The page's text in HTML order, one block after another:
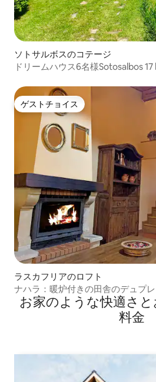
ソトサルボスのコテージ
ドリームハウス6名様Sotosalbos
ゲストチョイス
ゲストチョイス
ラスカフリアのロフト
ナハラ：暖炉付きの田舎のデュプ
お家のような快⁠適⁠さ⁠
料⁠金